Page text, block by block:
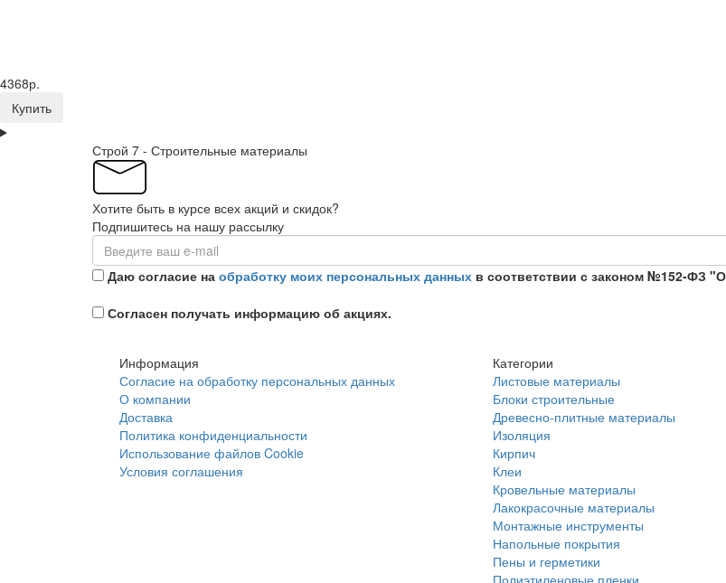
4368р.
Купить
Строй 7 - Строительные материалы
Хотите быть в курсе всех акций и скидок?
Подпишитесь на нашу рассылку
Даю согласие на обработку моих персональных данных в соответствии с законом №152-ФЗ
Согласен получать информацию об акциях.
Информация
Согласие на обработку персональных данных
О компании
Доставка
Политика конфиденциальности
Использование файлов Cookie
Условия соглашения
Категории
Листовые материалы
Блоки строительные
Древесно-плитные материалы
Изоляция
Кирпич
Клеи
Кровельные материалы
Лакокрасочные материалы
Монтажные инструменты
Напольные покрытия
Пены и герметики
Полиэтиленовые пленки